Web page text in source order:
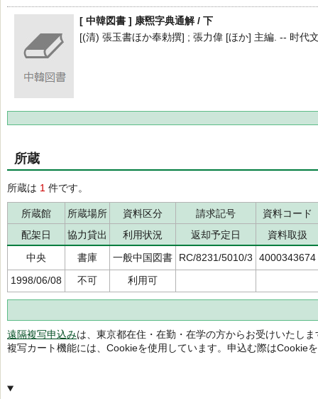
[ 中韓図書 ] 康煕字典通解 / 下
[(清) 張玉書ほか奉勅撰] ; 張力偉 [ほか] 主編. -- 时代
所蔵
所蔵は 1 件です。
所蔵館 所蔵場所 資料区分 請求記号
資料コード
配架日
協力貸出 利用状況 返却予定日
資料取扱
中央
書庫 一般中国図書 RC/8231/5010/3
4000343674
1998/06/08
不可 利用可
遠隔複写申込みは、東京都在住・在勤・在学の方からお受けいたしま
複写カート機能には、Cookieを使用しています。申込む際はCookie